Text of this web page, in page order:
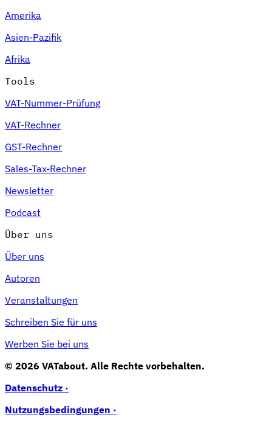
Amerika
Asien-Pazifik
Afrika
Tools
VAT-Nummer-Prüfung
VAT-Rechner
GST-Rechner
Sales-Tax-Rechner
Newsletter
Podcast
Über uns
Über uns
Autoren
Veranstaltungen
Schreiben Sie für uns
Werben Sie bei uns
© 2026 VATabout. Alle Rechte vorbehalten.
Datenschutz ·
Nutzungsbedingungen ·